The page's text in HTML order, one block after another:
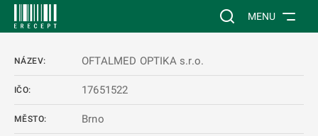
Vyhledávání na
MENU
NÁZEV: OFTALMED OPTIKA s.r.o.
IČO: 17651522
MĚSTO: Brno